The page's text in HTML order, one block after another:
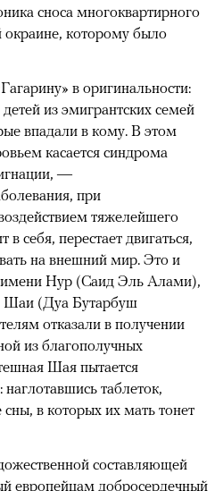
сноса многоквартирного
которому было
в оригинальности:
из эмигрантских семей
впадали в кому. В этом
касается синдрома
—
при
тяжелейшего
в себя, перестает двигаться,
на внешний мир. Это и
имени Нур (Саид Эль Алами),
Шаи (Дуа Бутарбуш
отказали в получении
из благополучных
Шая пытается
таблеток,
в которых их мать тонет
составляющей
европейцам добросердечный